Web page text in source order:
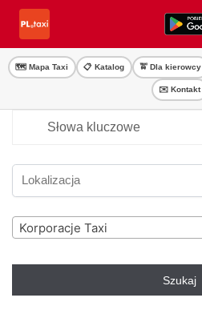
Przejdź
nawigacji
Przejdź
treści
🗺️ Mapa Taxi 📋 Katalog 🚖 Dla kierowcy
✉️ Kontakt
Korporacje Taxi
Szukaj